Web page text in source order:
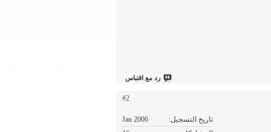
رد مع اقتباس
#2
تاريخ التسجيل
Jan 2006